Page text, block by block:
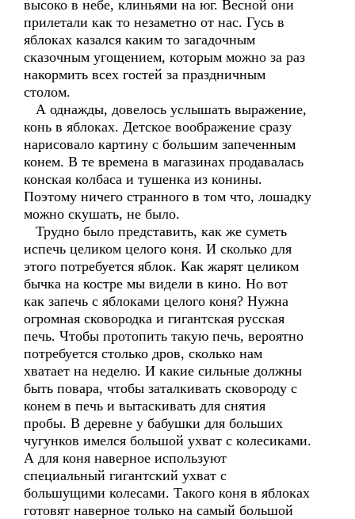
высоко в небе, клиньями на юг. Весной они
прилетали как то незаметно от нас. Гусь в
яблоках казался каким то загадочным
сказочным угощением, которым можно за раз
накормить всех гостей за праздничным
столом.
А однажды, довелось услышать выражение,
конь в яблоках. Детское воображение сразу
нарисовало картину с большим запеченным
конем. В те времена в магазинах продавалась
конская колбаса и тушенка из конины.
Поэтому ничего странного в том что, лошадку
можно скушать, не было.
Трудно было представить, как же суметь
испечь целиком целого коня. И сколько для
этого потребуется яблок. Как жарят целиком
бычка на костре мы видели в кино. Но вот
как запечь с яблоками целого коня? Нужна
огромная сковородка и гигантская русская
печь. Чтобы протопить такую печь, вероятно
потребуется столько дров, сколько нам
хватает на неделю. И какие сильные должны
быть повара, чтобы заталкивать сковороду с
конем в печь и вытаскивать для снятия
пробы. В деревне у бабушки для больших
чугунков имелся большой ухват с колесиками.
А для коня наверное используют
специальный гигантский ухват с
большущими колесами. Такого коня в яблоках
готовят наверное только на самый большой